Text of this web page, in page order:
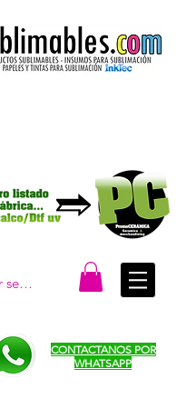
CONTACTANOS POR
WHATSAPP